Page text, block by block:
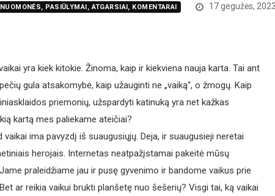
PASIŪLYMAI, ATGARSIAI, KOMENTARAI 17 gegužės, 2023
yra kiek kitokie. Žinoma, kaip ir kiekviena nauja karta. Tai ant
gula atsakomybė, kaip užauginti ne „vaiką“, o žmogų. Kaip
priemonių, užspardyti katinuką yra net kažkas
kartą mes paliekame ateičiai?
vaikai ima pavyzdį iš suaugusiųjų. Deja, ir suaugusieji neretai
herojais. Internetas neatpažįstamai pakeitė mūsų
praleidžiame jau ir pusę gyvenimo ir bandome vaikus prie
ar reikia vaikui brukti planšetę nuo šešerių? Visgi tai, ką vaikai